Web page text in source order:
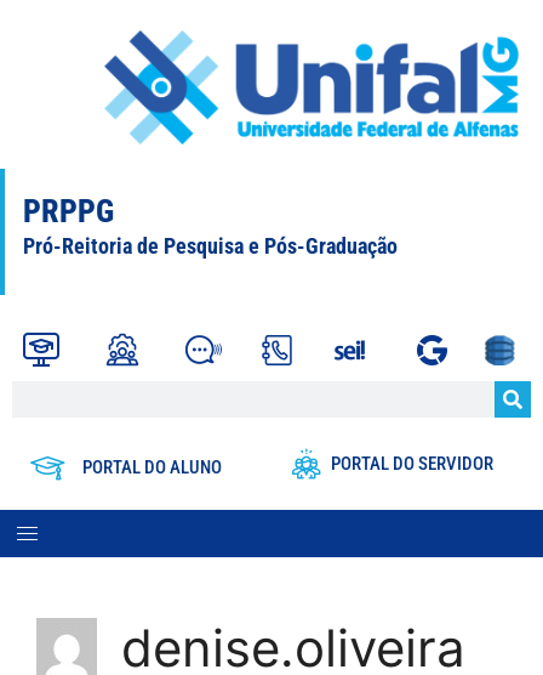
PRPPG
Pró-Reitoria de Pesquisa e Pós-Graduação
PORTAL DO ALUNO PORTAL DO SERVIDOR
denise.oliveira